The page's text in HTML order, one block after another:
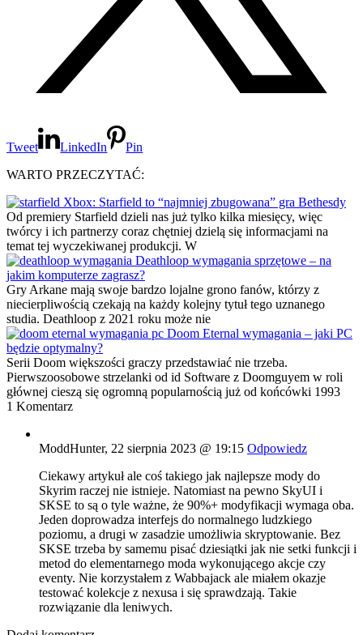
Tweet LinkedIn
Pin
WARTO PRZECZYTAĆ:
Xbox: Starfield to “najmniej zbugowana” gra Bethesdy
Od premiery Starfield dzieli nas już tylko kilka miesięcy, więc
twórcy i ich partnerzy coraz chętniej dzielą się informacjami na
temat tej wyczekiwanej produkcji. W
Deathloop wymagania sprzętowe – na
jakim komputerze zagrasz?
Gry Arkane mają swoje bardzo lojalne grono fanów, którzy z
niecierpliwością czekają na każdy kolejny tytuł tego uznanego
studia. Deathloop z 2021 roku może nie
Doom Eternal wymagania – jaki PC
będzie optymalny?
Serii Doom większości graczy przedstawiać nie trzeba.
Pierwszoosobowe strzelanki od id Software z Doomguyem w roli
głównej cieszą się ogromną popularnością już od końcówki 1993
1 Komentarz
ModdHunter, 22 sierpnia 2023 @ 19:15 Odpowiedz
Ciekawy artykuł ale coś takiego jak najlepsze mody do
Skyrim raczej nie istnieje. Natomiast na pewno SkyUI i
SKSE to są o tyle ważne, że 90%+ modyfikacji wymaga oba.
Jeden doprowadza interfejs do normalnego ludzkiego
poziomu, a drugi w zasadzie umożliwia skryptowanie. Bez
SKSE trzeba by samemu pisać dziesiątki jak nie setki funkcji i
metod do elementarnego moda wykonującego akcje czy
eventy. Nie korzystałem z Wabbajack ale miałem okazje
testować kolekcje z nexusa i się sprawdzają. Takie
rozwiązanie dla leniwych.